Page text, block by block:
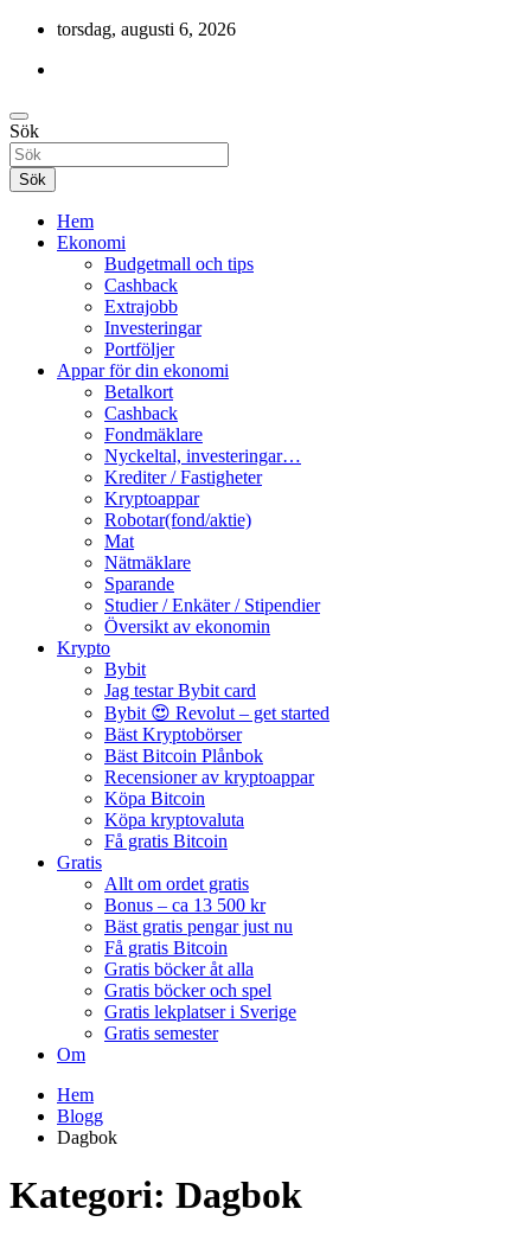
Hoppa
innehåll
torsdag, augusti 6, 2026
Gratis-pengar
Cashback, ekonomi, 10 000 kr i bonusar och mycket mer.
Sök
Sök
Hem
Ekonomi
Budgetmall och tips
Cashback
Extrajobb
Investeringar
Portföljer
Appar för din ekonomi
Betalkort
Cashback
Fondmäklare
Nyckeltal, investeringar…
Krediter / Fastigheter
Kryptoappar
Robotar(fond/aktie)
Mat
Nätmäklare
Sparande
Studier / Enkäter / Stipendier
Översikt av ekonomin
Krypto
Bybit
Jag testar Bybit card
Bybit 😍 Revolut – get started
Bäst Kryptobörser
Bäst Bitcoin Plånbok
Recensioner av kryptoappar
Köpa Bitcoin
Köpa kryptovaluta
Få gratis Bitcoin
Gratis
Allt om ordet gratis
Bonus – ca 13 500 kr
Bäst gratis pengar just nu
Få gratis Bitcoin
Gratis böcker åt alla
Gratis böcker och spel
Gratis lekplatser i Sverige
Gratis semester
Om
Hem
Blogg
Dagbok
Kategori: Dagbok